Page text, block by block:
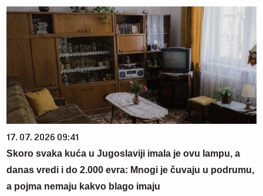
17. 07. 2026 09:41
Skoro svaka kuća u Jugoslaviji imala je ovu lampu, a
danas vredi i do 2.000 evra: Mnogi je čuvaju u podrumu,
a pojma nemaju kakvo blago imaju